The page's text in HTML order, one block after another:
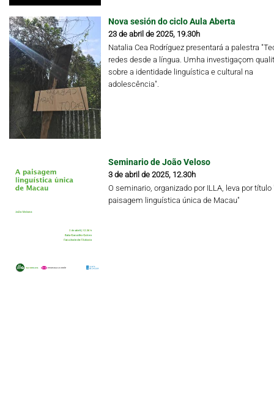
Nova sesión do ciclo Aula Aberta
23 de abril de 2025, 19.30h
Natalia Cea Rodríguez presentará a palestra
redes desde a língua. Umha investigaçom
sobre a identidade linguística e cultural na
adolescência".
Seminario de João Veloso
3 de abril de 2025, 12.30h
O seminario, organizado por ILLA, leva por título
paisagem linguística única de Macau"